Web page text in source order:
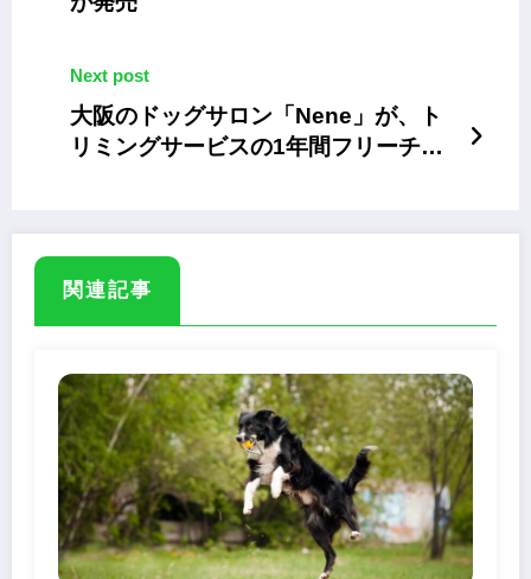
Next post
大阪のドッグサロン「Nene」が、ト
リミングサービスの1年間フリーチケ
関連記事